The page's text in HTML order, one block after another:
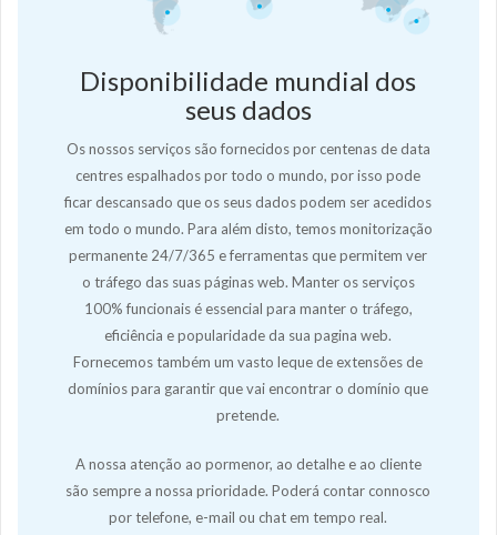
Disponibilidade mundial dos
seus dados
Os nossos serviços são fornecidos por centenas de data
centres espalhados por todo o mundo, por isso pode
ficar descansado que os seus dados podem ser acedidos
em todo o mundo. Para além disto, temos monitorização
permanente 24/7/365 e ferramentas que permitem ver
o tráfego das suas páginas web. Manter os serviços
100% funcionais é essencial para manter o tráfego,
eficiência e popularidade da sua pagina web.
Fornecemos também um vasto leque de extensões de
domínios para garantir que vai encontrar o domínio que
pretende.
A nossa atenção ao pormenor, ao detalhe e ao cliente
são sempre a nossa prioridade. Poderá contar connosco
por telefone, e-mail ou chat em tempo real.